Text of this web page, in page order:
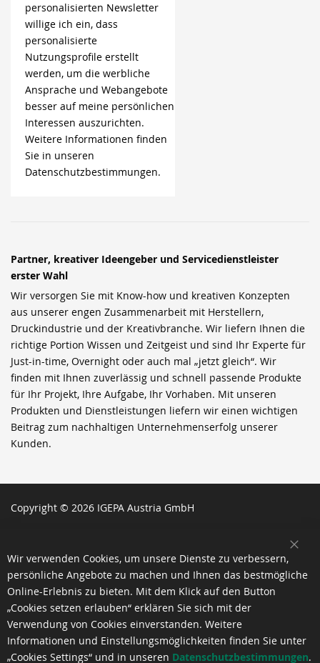
personalisierten Newsletter
willige ich ein, dass
personalisierte
Nutzungsprofile erstellt
werden, um die werbliche
Ansprache und Webangebote
besser auf meine persönlichen
Interessen auszurichten.
Weitere Informationen finden
Sie in unseren
Datenschutzbestimmungen.
Partner, kreativer Ideengeber und Servicedienstleister
erster Wahl
Wir versorgen Sie mit Know-how und kreativen Konzepten
aus unserer engen Zusammenarbeit mit Herstellern,
Druckindustrie und der Kreativbranche. Wir liefern Ihnen die
richtige Portion Wissen und Zeitgeist und sind Ihr Experte für
Just-in-time, Overnight oder auch mal „jetzt gleich“. Wir
finden mit Ihnen zuverlässig und schnell passende Produkte
für Ihr Projekt, Ihre Aufgabe, Ihr Vorhaben. Mit unseren
Produkten und Dienstleistungen liefern wir einen wichtigen
Beitrag zum nachhaltigen Unternehmenserfolg unserer
Kunden.
Copyright © 2026 IGEPA Austria GmbH
Wir verwenden Cookies, um unsere Dienste zu verbessern,
persönliche Angebote zu machen und Ihnen das bestmögliche
Online-Erlebnis zu bieten. Mit dem Klick auf den Button
„Cookies setzen erlauben“ erklären Sie sich mit der
Verwendung von Cookies einverstanden. Weitere
Informationen und Einstellungsmöglichkeiten finden Sie unter
„Cookies Settings“ und in unseren Datenschutzbestimmungen.